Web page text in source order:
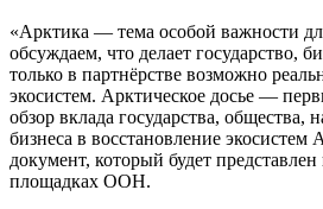
«Арктика — тема особой важности
обсуждаем, что делает государство,
только в партнёрстве возможно
экосистем. Арктическое досье —
обзор вклада государства, общества,
бизнеса в восстановление
документ, который будет
площадках ООН.